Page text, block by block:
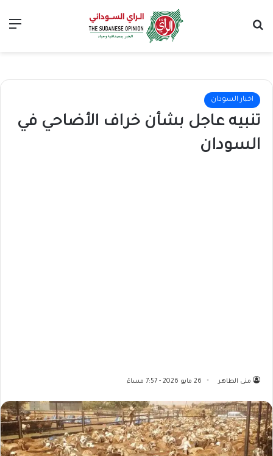
اخبار السودان
تنبيه عاجل بشأن خراف الأضاحي في
السودان
منى الطاهر 26 مايو 2026 - 7:57 مساءً